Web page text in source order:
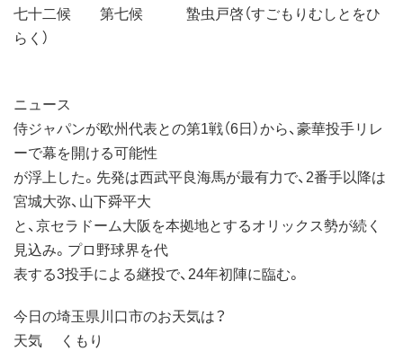
七十二候 第七候 蟄虫戸啓（すごもりむしとをひ
らく）
ニュース
侍ジャパンが欧州代表との第1戦（6日）から、豪華投手リレ
ーで幕を開ける可能性
が浮上した。先発は西武平良海馬が最有力で、2番手以降は
宮城大弥、山下舜平大
と、京セラドーム大阪を本拠地とするオリックス勢が続く
見込み。プロ野球界を代
表する3投手による継投で、24年初陣に臨む。
今日の埼玉県川口市のお天気は？
天気 くもり